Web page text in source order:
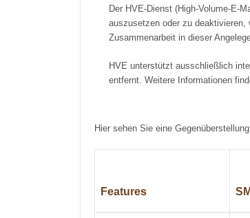
Der HVE-Dienst (High-Volume-E-
auszusetzen oder zu
Zusammenarbeit in dieser
HVE unterstützt ausschließlich
entfernt. Weitere Informationen
Hier sehen Sie eine
Features